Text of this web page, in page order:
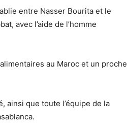
entre Nasser Bourita et le
avec l’aide de l’homme
au Maroc et un proche
ainsi que toute l’équipe de la